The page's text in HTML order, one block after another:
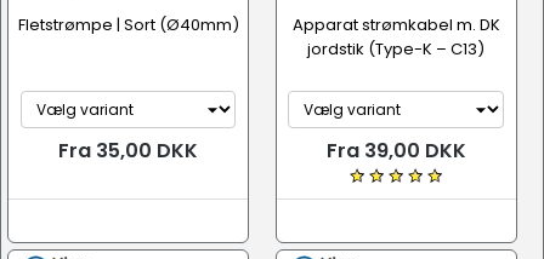
Fletstrømpe | Sort (Ø40mm)
Fra 35,00 DKK
Apparat strømkabel m. DK
jordstik (Type-K – C13)
Fra 39,00 DKK